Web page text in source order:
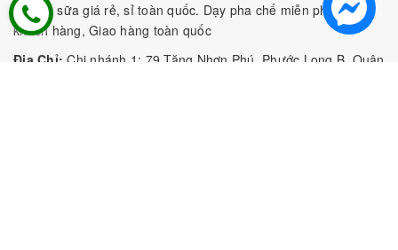
liệu trà sữa giá rẻ, sỉ toàn quốc. Dạy pha chế miễn phí cho
khách hàng, Giao hàng toàn quốc
Địa Chỉ: Chi nhánh 1: 79 Tăng Nhơn Phú, Phước Long B, Quận